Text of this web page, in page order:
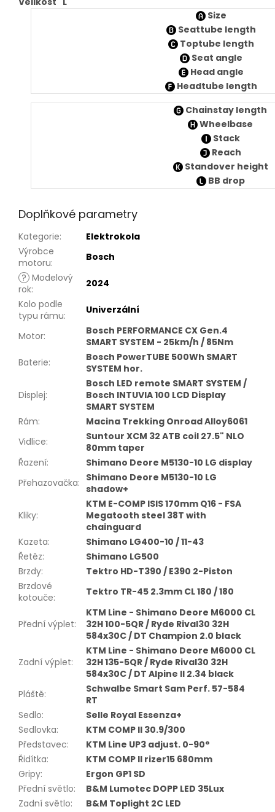
Size
Seattube length
Toptube length
Seat angle
Head angle
Headtube length
Chainstay length
Wheelbase
Stack
Reach
Standover height
BB drop
Doplňkové parametry
Kategorie:
Elektrokola
Výrobce
motoru:
Bosch
? Modelový
rok:
2024
Kolo podle
typu rámu: Univerzální
Motor:
Bosch PERFORMANCE CX Gen.4
SMART SYSTEM - 25km/h / 85Nm
Baterie:
Bosch PowerTUBE 500Wh SMART
SYSTEM hor.
Displej:
Bosch LED remote SMART SYSTEM /
Bosch INTUVIA 100 LCD Display
SMART SYSTEM
Rám:
Macina Trekking Onroad Alloy6061
Vidlice:
Suntour XCM 32 ATB coil 27.5" NLO
80mm taper
Řazení:
Shimano Deore M5130-10 LG display
Přehazovačka: Shimano Deore M5130-10 LG
shadow+
Kliky:
KTM E-COMP ISIS 170mm Q16 - FSA
Megatooth steel 38T with
chainguard
Kazeta:
Shimano LG400-10 / 11-43
Řetěz:
Shimano LG500
Brzdy:
Tektro HD-T390 / E390 2-Piston
Brzdové
kotouče: Tektro TR-45 2.3mm CL 180 / 180
Přední výplet:
KTM Line - Shimano Deore M6000 CL
32H 100-5QR / Ryde Rival30 32H
584x30C / DT Champion 2.0 black
Zadní výplet:
KTM Line - Shimano Deore M6000 CL
32H 135-5QR / Ryde Rival30 32H
584x30C / DT Alpine II 2.34 black
Pláště:
Schwalbe Smart Sam Perf. 57-584
RT
Sedlo:
Selle Royal Essenza+
Sedlovka:
KTM COMP II 30.9/300
Představec:
KTM Line UP3 adjust. 0-90°
Řidítka:
KTM COMP II rizer15 680mm
Gripy:
Ergon GP1 SD
Přední světlo:
B&M Lumotec DOPP LED 35Lux
Zadní světlo:
B&M Toplight 2C LED